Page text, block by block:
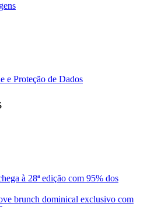
e Proteção de Dados
à 28ª edição com 95% dos
brunch dominical exclusivo com